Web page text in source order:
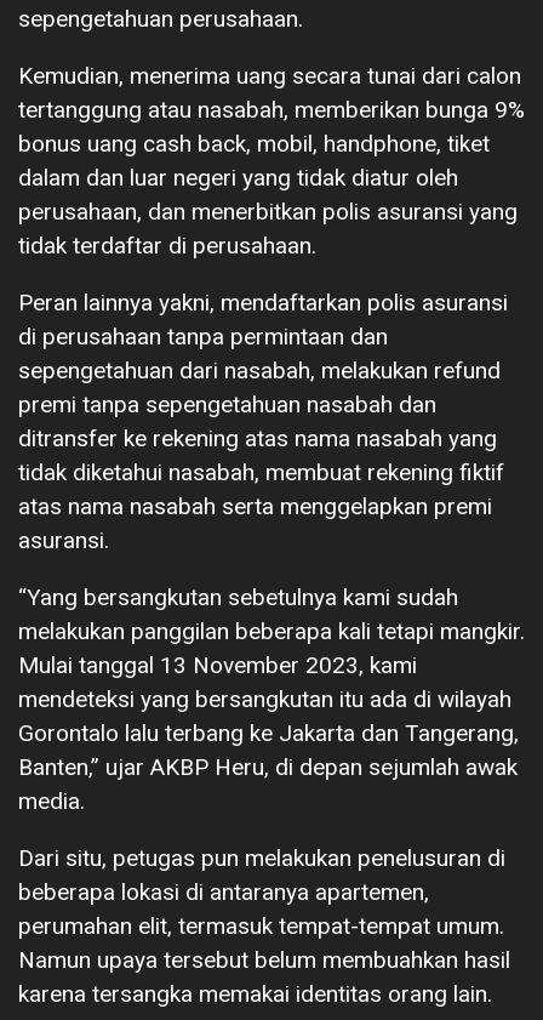
sepengetahuan perusahaan.
Kemudian, menerima uang secara tunai dari calon
tertanggung atau nasabah, memberikan bunga 9%
bonus uang cash back, mobil, handphone, tiket
dalam dan luar negeri yang tidak diatur oleh
perusahaan, dan menerbitkan polis asuransi yang
tidak terdaftar di perusahaan.
Peran lainnya yakni, mendaftarkan polis asuransi
di perusahaan tanpa permintaan dan
sepengetahuan dari nasabah, melakukan refund
premi tanpa sepengetahuan nasabah dan
ditransfer ke rekening atas nama nasabah yang
tidak diketahui nasabah, membuat rekening fiktif
atas nama nasabah serta menggelapkan premi
asuransi.
“Yang bersangkutan sebetulnya kami sudah
melakukan panggilan beberapa kali tetapi mangkir.
Mulai tanggal 13 November 2023, kami
mendeteksi yang bersangkutan itu ada di wilayah
Gorontalo lalu terbang ke Jakarta dan Tangerang,
Banten,” ujar AKBP Heru, di depan sejumlah awak
media.
Dari situ, petugas pun melakukan penelusuran di
beberapa lokasi di antaranya apartemen,
perumahan elit, termasuk tempat-tempat umum.
Namun upaya tersebut belum membuahkan hasil
karena tersangka memakai identitas orang lain.